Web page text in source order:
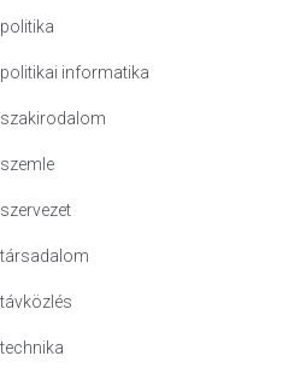
politika
politikai informatika
szakirodalom
szemle
szervezet
társadalom
távközlés
technika